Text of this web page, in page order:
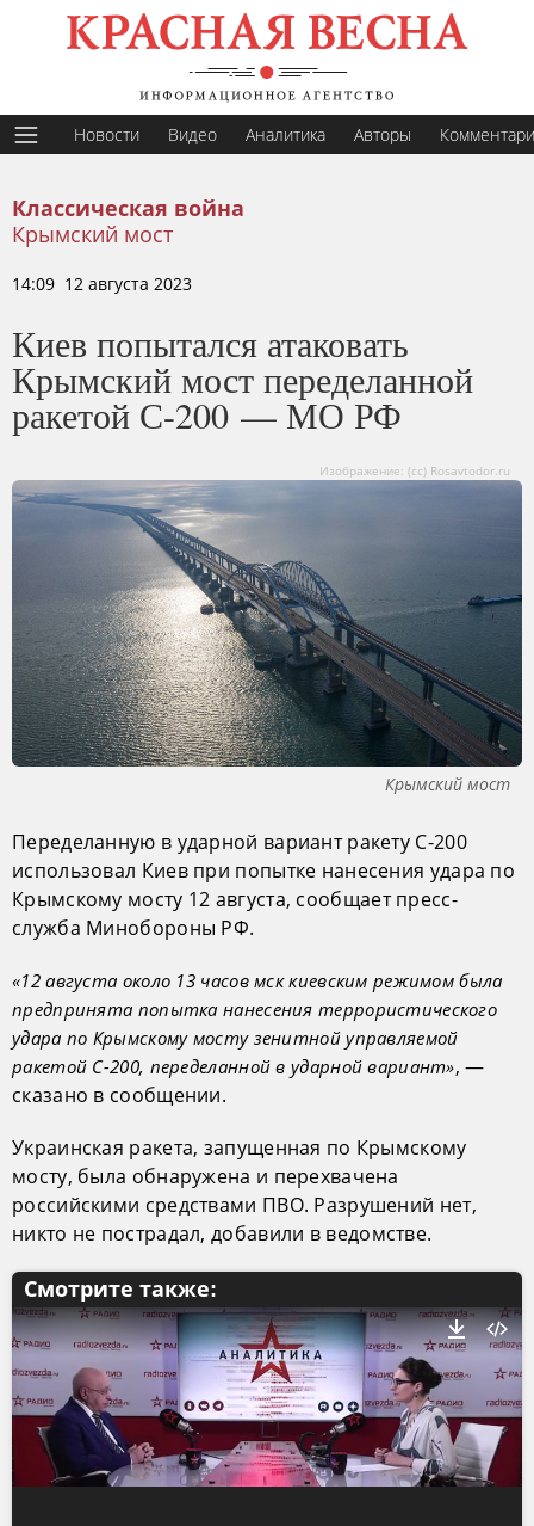
Новости Видео Аналитика Авторы
Классическая война
Крымский мост
14:09 12 августа 2023
Киев попытался атаковать
Крымский мост переделанной
ракетой С-200 — МО РФ
Изображение: (cc) Rosavtodor.ru
Крымский мост
Переделанную в ударной вариант ракету С-200
использовал Киев при попытке нанесения удара по
Крымскому мосту 12 августа, сообщает пресс-
служба Минобороны РФ.
«12 августа около 13 часов мск киевским режимом была
предпринята попытка нанесения террористического
удара по Крымскому мосту зенитной управляемой
ракетой С-200, переделанной в ударной вариант», —
сказано в сообщении.
Украинская ракета, запущенная по Крымскому
мосту, была обнаружена и перехвачена
российскими средствами ПВО. Разрушений нет,
никто не пострадал, добавили в ведомстве.
Смотрите также: